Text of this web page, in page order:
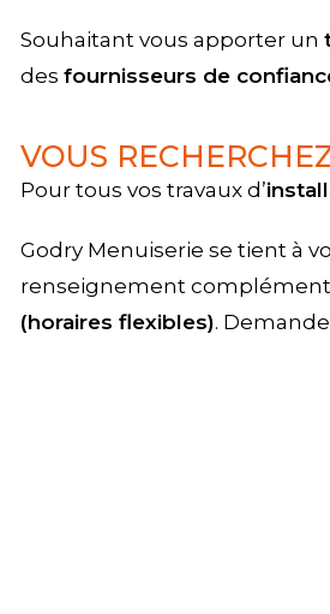
Souhaitant vous apporter un
des fournisseurs de
VOUS
Pour tous vos travaux d’
Godry Menuiserie se tient à
renseignement
(horaires flexibles).